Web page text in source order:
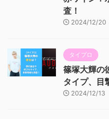
査！
2024/12/20
タイプロ
篠塚大輝の
タイプ、目
2024/12/13